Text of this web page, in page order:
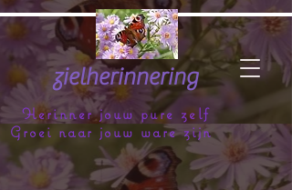
zielherinnering
Herinner jouw pure zelf
Groei naar jouw ware zijn